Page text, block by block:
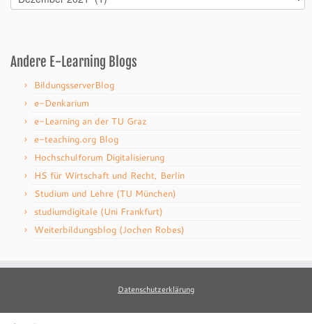
Andere E-Learning Blogs
BildungsserverBlog
e-Denkarium
e-Learning an der TU Graz
e-teaching.org Blog
Hochschulforum Digitalisierung
HS für Wirtschaft und Recht, Berlin
Studium und Lehre (TU München)
studiumdigitale (Uni Frankfurt)
Weiterbildungsblog (Jochen Robes)
Datenschutzerklärung